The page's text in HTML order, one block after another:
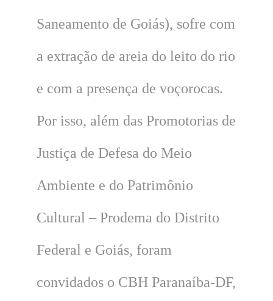
Saneamento de Goiás), sofre com
a extração de areia do leito do rio
e com a presença de voçorocas.
Por isso, além das Promotorias de
Justiça de Defesa do Meio
Ambiente e do Patrimônio
Cultural – Prodema do Distrito
Federal e Goiás, foram
convidados o CBH Paranaíba-DF,